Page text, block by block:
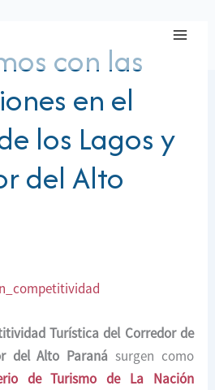
con las
en el
los Lagos y
del Alto
Turística del Corredor de
del Alto Paraná surgen como
de Turismo de La Nación